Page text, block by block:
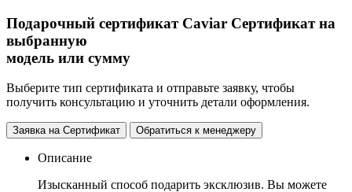
Подарочный сертификат Caviar Сертификат на
выбранную
модель или сумму
Выберите тип сертификата и отправьте заявку, чтобы
получить консультацию и уточнить детали оформления.
Заявка на Сертификат Обратиться к менеджеру
Описание
Изысканный способ подарить эксклюзив. Вы можете